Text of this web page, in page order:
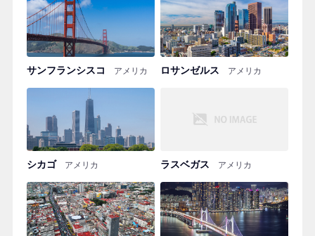
サンフランシスコ アメリカ ロサンゼルス アメリカ
シカゴ アメリカ ラスベガス アメリカ